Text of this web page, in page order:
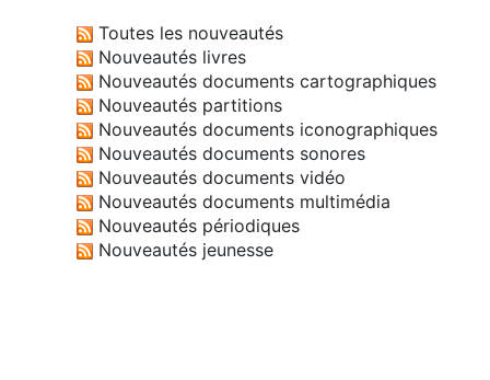
Toutes les nouveautés
Nouveautés livres
Nouveautés documents cartographiques
Nouveautés partitions
Nouveautés documents iconographiques
Nouveautés documents sonores
Nouveautés documents vidéo
Nouveautés documents multimédia
Nouveautés périodiques
Nouveautés jeunesse